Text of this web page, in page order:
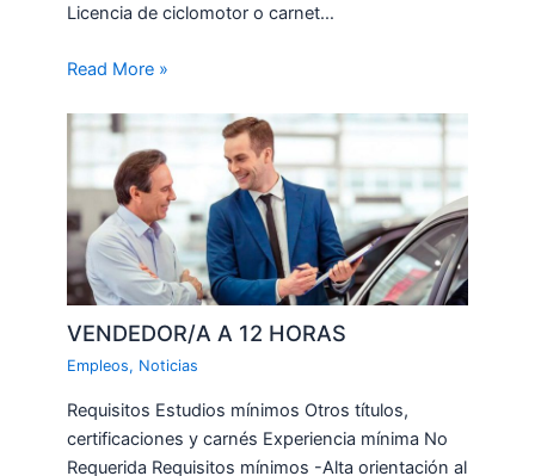
Licencia de ciclomotor o carnet…
Read More »
VENDEDOR/A A 12 HORAS
Empleos, Noticias
Requisitos Estudios mínimos Otros títulos,
certificaciones y carnés Experiencia mínima No
Requerida Requisitos mínimos -Alta orientación al